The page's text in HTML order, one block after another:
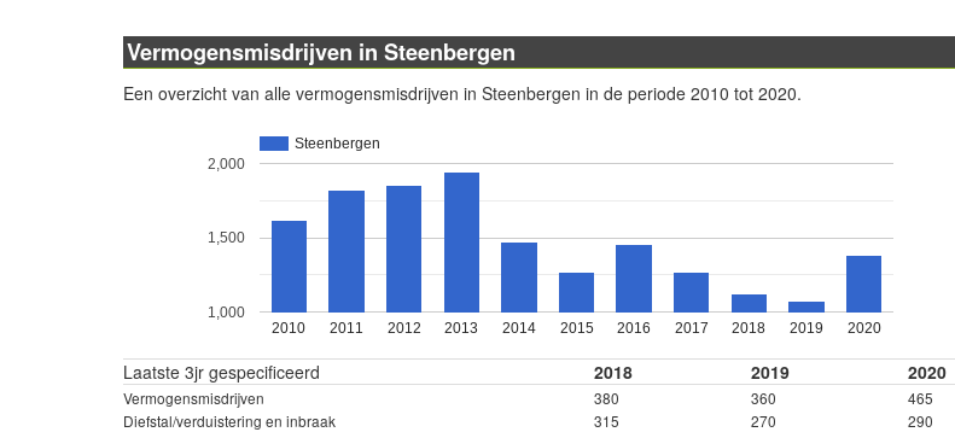
Vermogensmisdrijven in Steenbergen
Een overzicht van alle vermogensmisdrijven in Steenbergen in de periode 2010 tot 2020.
Steenbergen
2010 2011 2012 2013 2014 2015 2016 2017 2018 2019 2020
1,000
1,500
2,000
Laatste 3jr gespecificeerd 2018 2019 2020
Vermogensmisdrijven 380 360
465
Diefstal/verduistering en inbraak
315 270
290